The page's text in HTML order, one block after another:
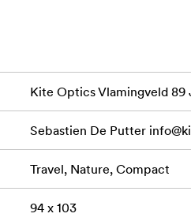
clare, făcând fiecare moment
multe straturi pentru a
Kite Optics Vlamingveld 89
Sebastien De Putter
Travel, Nature, Compact
94 x 103